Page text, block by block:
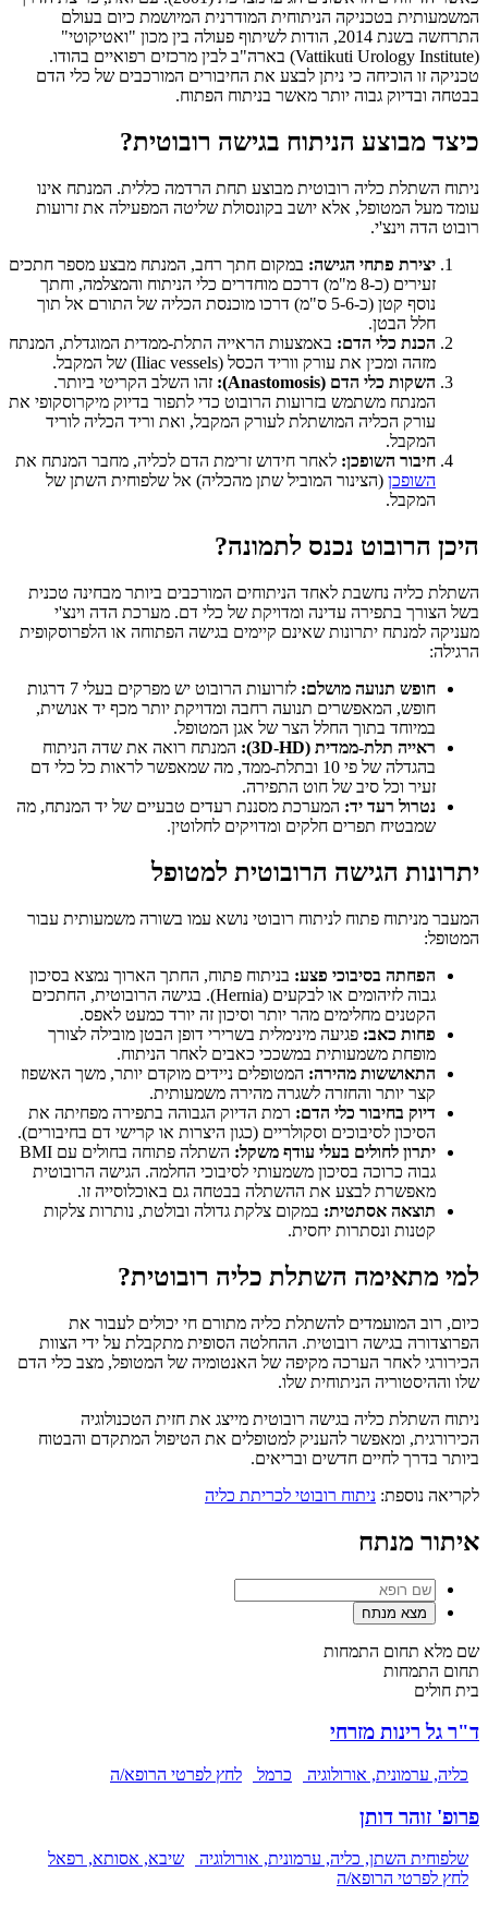
המשמעותית בטכניקה הניתוחית המודרנית המיושמת כיום בעולם
התרחשה בשנת 2014, הודות לשיתוף פעולה בין מכון "ואטיקוטי"
(Vattikuti Urology Institute) בארה"ב לבין מרכזים רפואיים בהודו.
טכניקה זו הוכיחה כי ניתן לבצע את החיבורים המורכבים של כלי הדם
בבטחה ובדיוק גבוה יותר מאשר בניתוח הפתוח.
כיצד מבוצע הניתוח בגישה רובוטית?
ניתוח השתלת כליה רובוטית מבוצע תחת הרדמה כללית. המנתח אינו
עומד מעל המטופל, אלא יושב בקונסולת שליטה המפעילה את זרועות
רובוט הדה וינצ'י.
יצירת פתחי הגישה: במקום חתך רחב, המנתח מבצע מספר חתכים
זעירים (כ-8 מ"מ) דרכם מוחדרים כלי הניתוח והמצלמה, וחתך
נוסף קטן (כ-5-6 ס"מ) דרכו מוכנסת הכליה של התורם אל תוך
חלל הבטן.
הכנת כלי הדם: באמצעות הראייה התלת-ממדית המוגדלת, המנתח
מזהה ומכין את עורק ווריד הכסל (Iliac vessels) של המקבל.
השקות כלי הדם (Anastomosis):
זהו השלב הקריטי ביותר.
המנתח משתמש בזרועות הרובוט כדי לתפור בדיוק מיקרוסקופי את
עורק הכליה המושתלת לעורק המקבל, ואת וריד הכליה לוריד
המקבל.
חיבור השופכן: לאחר חידוש זרימת הדם לכליה, מחבר המנתח את
השופכן (הצינור המוביל שתן מהכליה) אל שלפוחית השתן של
המקבל.
היכן הרובוט נכנס לתמונה?
השתלת כליה נחשבת לאחד הניתוחים המורכבים ביותר מבחינה טכנית
בשל הצורך בתפירה עדינה ומדויקת של כלי דם. מערכת הדה וינצ'י
מעניקה למנתח יתרונות שאינם קיימים בגישה הפתוחה או הלפרוסקופית
הרגילה:
חופש תנועה מושלם:
לזרועות הרובוט יש מפרקים בעלי 7 דרגות
חופש, המאפשרים תנועה רחבה ומדויקת יותר מכף יד אנושית,
במיוחד בתוך החלל הצר של אגן המטופל.
ראייה תלת-ממדית (3D-HD):
המנתח רואה את שדה הניתוח
בהגדלה של פי 10 ובתלת-ממד, מה שמאפשר לראות כל כלי דם
זעיר וכל סיב של חוט התפירה.
נטרול רעד יד: המערכת מסננת רעדים טבעיים של יד המנתח, מה
שמבטיח תפרים חלקים ומדויקים לחלוטין.
יתרונות הגישה הרובוטית למטופל
המעבר מניתוח פתוח לניתוח רובוטי נושא עמו בשורה משמעותית עבור
המטופל:
הפחתה בסיבוכי פצע: בניתוח פתוח, החתך הארוך נמצא בסיכון
גבוה לזיהומים או לבקעים (Hernia). בגישה הרובוטית, החתכים
הקטנים מחלימים מהר יותר וסיכון זה יורד כמעט לאפס.
פחות כאב: פגיעה מינימלית בשרירי דופן הבטן מובילה לצורך
מופחת משמעותית במשככי כאבים לאחר הניתוח.
התאוששות מהירה: המטופלים ניידים מוקדם יותר, משך האשפוז
קצר יותר והחזרה לשגרה מהירה משמעותית.
דיוק בחיבור כלי הדם: רמת הדיוק הגבוהה בתפירה מפחיתה את
הסיכון לסיבוכים וסקולריים (כגון היצרות או קרישי דם בחיבורים).
יתרון לחולים בעלי עודף משקל:
השתלה פתוחה בחולים עם BMI
גבוה כרוכה בסיכון משמעותי לסיבוכי החלמה. הגישה הרובוטית
מאפשרת לבצע את ההשתלה בבטחה גם באוכלוסייה זו.
תוצאה אסתטית: במקום צלקת גדולה ובולטת, נותרות צלקות
קטנות ונסתרות יחסית.
למי מתאימה השתלת כליה רובוטית?
כיום, רוב המועמדים להשתלת כליה מתורם חי יכולים לעבור את
הפרוצדורה בגישה רובוטית. ההחלטה הסופית מתקבלת על ידי הצוות
הכירורגי לאחר הערכה מקיפה של האנטומיה של המטופל, מצב כלי הדם
שלו וההיסטוריה הניתוחית שלו.
ניתוח השתלת כליה בגישה רובוטית מייצג את חזית הטכנולוגיה
הכירורגית, ומאפשר להעניק למטופלים את הטיפול המתקדם והבטוח
ביותר בדרך לחיים חדשים ובריאים.
לקריאה נוספת: ניתוח רובוטי לכריתת כליה
איתור מנתח
שם מלא תחום התמחות
תחום התמחות
בית חולים
ד"ר גל רינות מזרחי
כליה, ערמונית, אורולוגיה כרמל לחץ לפרטי הרופא/ה
פרופ' זוהר דותן
שלפוחית השתן, כליה, ערמונית, אורולוגיה
שיבא, אסותא, רפאל
לחץ לפרטי הרופא/ה